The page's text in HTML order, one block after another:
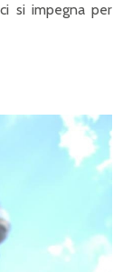
si impegna per